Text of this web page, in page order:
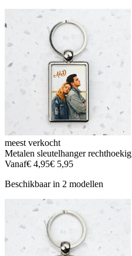
meest verkocht
Metalen sleutelhanger rechthoekig
Vanaf€ 4,95€ 5,95
Beschikbaar in 2 modellen